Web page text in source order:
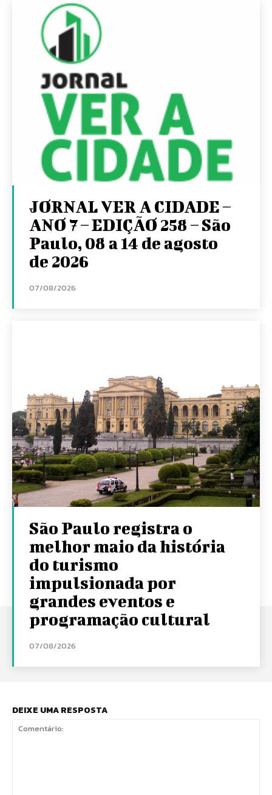
JORNAL VER A CIDADE –
ANO 7 – EDIÇÃO 258 – São
Paulo, 08 a 14 de agosto
de 2026
07/08/2026
São Paulo registra o
melhor maio da história
do turismo
impulsionada por
grandes eventos e
programação cultural
07/08/2026
DEIXE UMA RESPOSTA